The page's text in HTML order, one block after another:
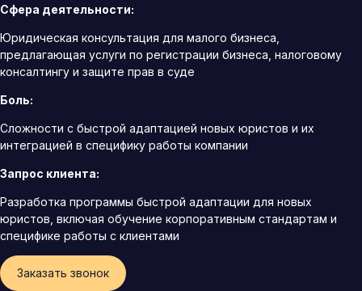
Сфера деятельности:
Юридическая консультация для малого бизнеса,
предлагающая услуги по регистрации бизнеса, налоговому
консалтингу и защите прав в суде
Боль:
Сложности с быстрой адаптацией новых юристов и их
интеграцией в специфику работы компании
Запрос клиента:
Разработка программы быстрой адаптации для новых
юристов, включая обучение корпоративным стандартам и
специфике работы с клиентами
Заказать звонок